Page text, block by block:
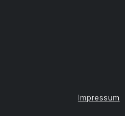
Impressum